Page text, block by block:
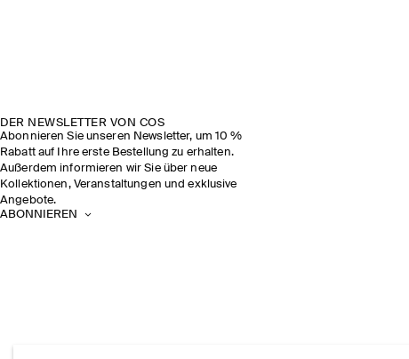
DER NEWSLETTER VON COS
Abonnieren Sie unseren Newsletter, um 10 %
Rabatt auf Ihre erste Bestellung zu erhalten.
Außerdem informieren wir Sie über neue
Kollektionen, Veranstaltungen und exklusive
Angebote.
ABONNIEREN